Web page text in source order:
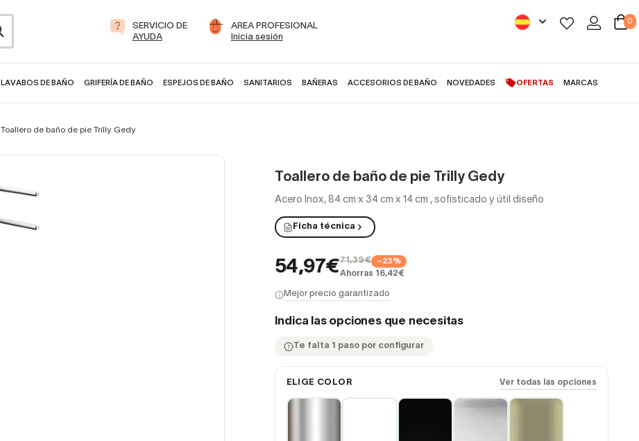
SERVICIO DE
AYUDA
AREA PROFESIONAL
Inicia sesión
0
LAVABOS DE BAÑO GRIFERÍA DE BAÑO ESPEJOS DE BAÑO SANITARIOS BAÑERAS ACCESORIOS DE BAÑO NOVEDADES OFERTAS MARCAS
Toallero de baño de pie Trilly Gedy
Toallero de baño de pie Trilly Gedy
Acero Inox, 84 cm x 34 cm x 14 cm , sofisticado y útil diseño
Ficha técnica
54,97€71,39€ −23%
Ahorras 16,42€
Mejor precio garantizado
Indica las opciones que necesitas
Te falta 1 paso por configurar
ELIGE COLOR Ver todas las opciones